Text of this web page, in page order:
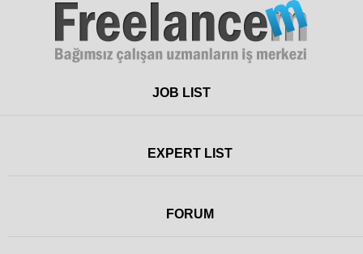
FreelanceJOB LIST
EXPERT LIST
FORUM